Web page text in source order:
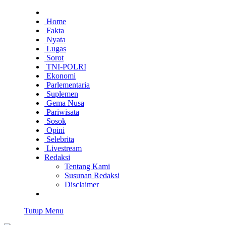
Home
Fakta
Nyata
Lugas
Sorot
TNI-POLRI
Ekonomi
Parlementaria
Suplemen
Gema Nusa
Pariwisata
Sosok
Opini
Selebrita
Livestream
Redaksi
Tentang Kami
Susunan Redaksi
Disclaimer
Tutup Menu